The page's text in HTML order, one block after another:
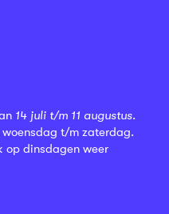
14 juli t/m 11 augustus.
t/m zaterdag.
op dinsdagen weer